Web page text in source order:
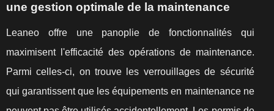
une gestion optimale de la maintenance
Leaneo offre une panoplie de fonctionnalités qui
maximisent l'efficacité des opérations de maintenance.
Parmi celles-ci, on trouve les verrouillages de sécurité
qui garantissent que les équipements en maintenance ne